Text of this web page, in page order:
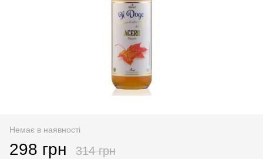
Немає в наявності
298 грн 314 грн